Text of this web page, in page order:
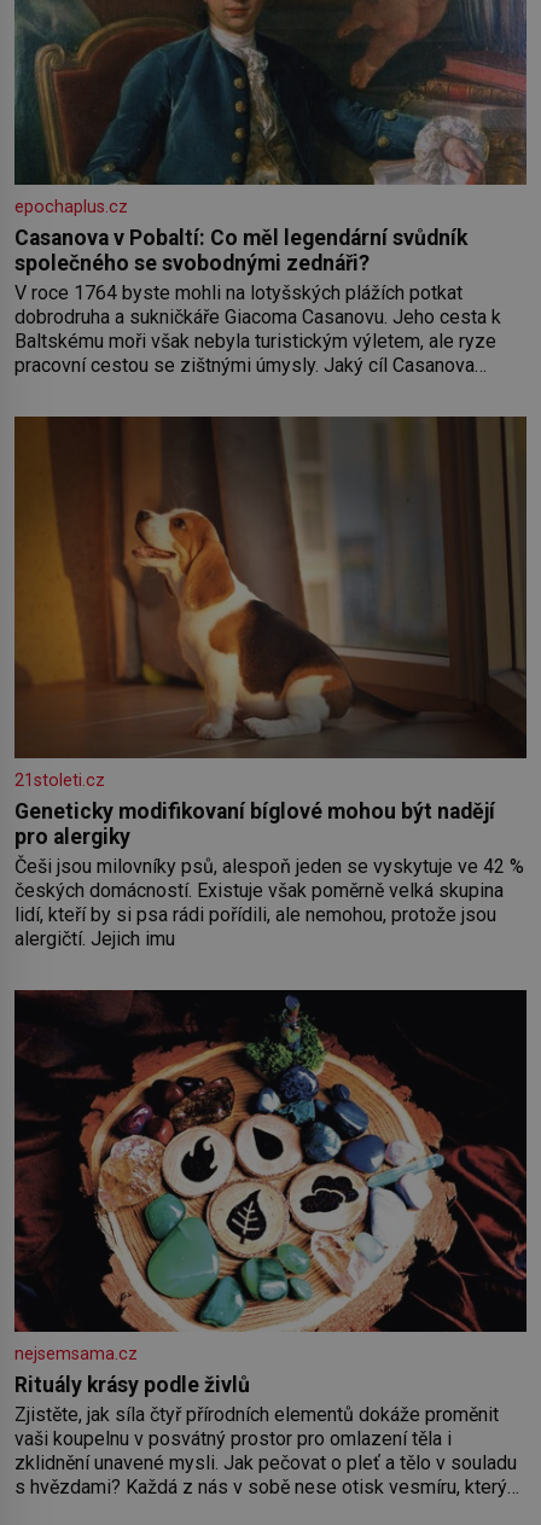
epochaplus.cz
Casanova v Pobaltí: Co měl legendární svůdník
společného se svobodnými zednáři?
V roce 1764 byste mohli na lotyšských plážích potkat
dobrodruha a sukničkáře Giacoma Casanovu. Jeho cesta k
Baltskému moři však nebyla turistickým výletem, ale ryze
pracovní cestou se zištnými úmysly. Jaký cíl Casanova
Rigy? Casanova v Pobaltí kontaktoval tamní zednářské lóže.
Nebyl v této oblasti žádným nováčkem, protože do
21stoleti.cz
Geneticky modifikovaní bíglové mohou být nadějí
pro alergiky
Češi jsou milovníky psů, alespoň jeden se vyskytuje ve 42 %
českých domácností. Existuje však poměrně velká skupina
lidí, kteří by si psa rádi pořídili, ale nemohou, protože jsou
alergičtí. Jejich imu
nejsemsama.cz
Rituály krásy podle živlů
Zjistěte, jak síla čtyř přírodních elementů dokáže proměnit
vaši koupelnu v posvátný prostor pro omlazení těla i
zklidnění unavené mysli. Jak pečovat o pleť a tělo v souladu
s hvězdami? Každá z nás v sobě nese otisk vesmíru, který